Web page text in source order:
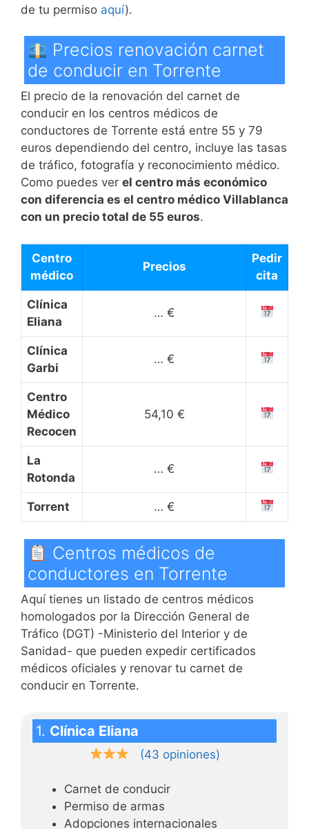
de tu permiso aquí).
Precios renovación carnet
de conducir en Torrente
El precio de la renovación del carnet de
conducir en los centros médicos de
conductores de Torrente está entre 55 y 79
euros dependiendo del centro, incluye las tasas
de tráfico, fotografía y reconocimiento médico.
Como puedes ver el centro más económico
con diferencia es el centro médico Villablanca
con un precio total de 55 euros.
Centro
médico
Precios
Pedir
cita
Clínica
Eliana
… €
Clínica
Garbi
… €
Centro
Médico
Recocen
54,10 €
La
Rotonda
… €
Torrent … €
Centros médicos de
conductores en Torrente
Aquí tienes un listado de centros médicos
homologados por la Dirección General de
Tráfico (DGT) -Ministerio del Interior y de
Sanidad- que pueden expedir certificados
médicos oficiales y renovar tu carnet de
conducir en Torrente.
1. Clínica Eliana
(43 opiniones)
Carnet de conducir
Permiso de armas
Adopciones internacionales